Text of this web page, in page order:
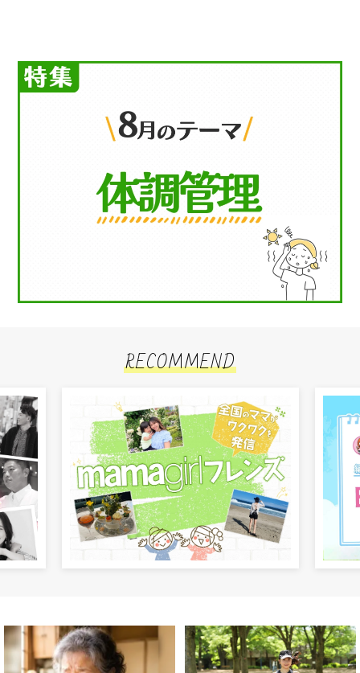
RECOMMEND